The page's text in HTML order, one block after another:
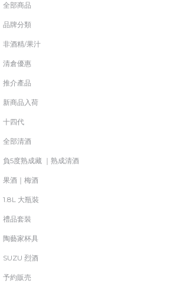
全部商品
品牌分類
非酒精/果汁
清倉優惠
推介產品
新商品入荷
十四代
全部清酒
負5度熟成藏 ｜熟成清酒
果酒｜梅酒
1.8L 大瓶裝
禮品套裝
陶藝家杯具
SUZU 烈酒
予約販売